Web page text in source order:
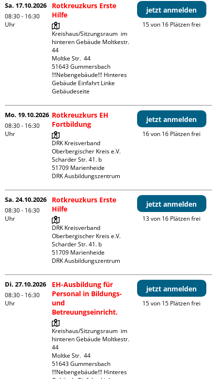
Sa. 17.10.2026
08:30 - 16:30
Uhr
Rotkreuzkurs Erste
Hilfe
Kreishaus/Sitzungsraum  im
hinteren Gebäude Moltkestr.
44
Moltke Str.  44
51643 Gummersbach
!!!Nebengebäude!!! Hinteres
Gebäude Einfahrt Linke
Gebäudeseite
jetzt anmelden
15 von 16 Plätzen frei
Mo. 19.10.2026
08:30 - 16:30
Uhr
Rotkreuzkurs EH
Fortbildung
DRK Kreisverband
Oberbergischer Kreis e.V.
Scharder Str. 41. b
51709 Marienheide
DRK Ausbildungszentrum
jetzt anmelden
16 von 16 Plätzen frei
Sa. 24.10.2026
08:30 - 16:30
Uhr
Rotkreuzkurs Erste
Hilfe
DRK Kreisverband
Oberbergischer Kreis e.V.
Scharder Str. 41. b
51709 Marienheide
DRK Ausbildungszentrum
jetzt anmelden
13 von 16 Plätzen frei
Di. 27.10.2026
08:30 - 16:30
Uhr
EH-Ausbildung für
Personal in Bildungs-
und
Betreuungseinricht.
Kreishaus/Sitzungsraum  im
hinteren Gebäude Moltkestr.
44
Moltke Str.  44
51643 Gummersbach
!!!Nebengebäude!!! Hinteres
jetzt anmelden
15 von 15 Plätzen frei